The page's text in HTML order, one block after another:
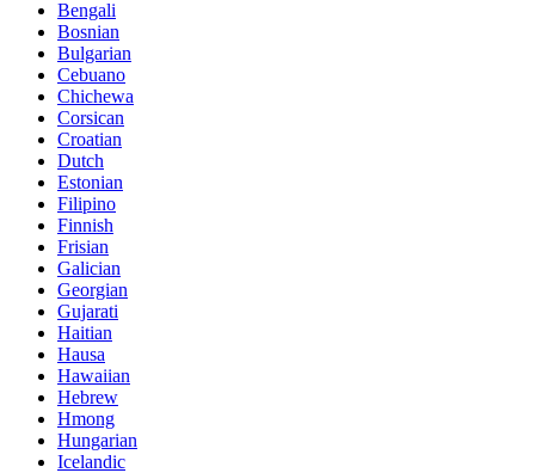
Bengali
Bosnian
Bulgarian
Cebuano
Chichewa
Corsican
Croatian
Dutch
Estonian
Filipino
Finnish
Frisian
Galician
Georgian
Gujarati
Haitian
Hausa
Hawaiian
Hebrew
Hmong
Hungarian
Icelandic